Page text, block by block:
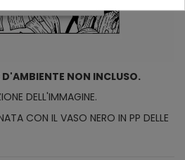
NON INCLUSO.
DELL'IMMAGINE.
CON IL VASO NERO IN PP DELLE